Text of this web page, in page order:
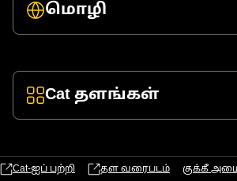
மொழி
Cat தளங்கள்
Cat-ஐப் பற்றி தள வரைபடம் குக்கீ